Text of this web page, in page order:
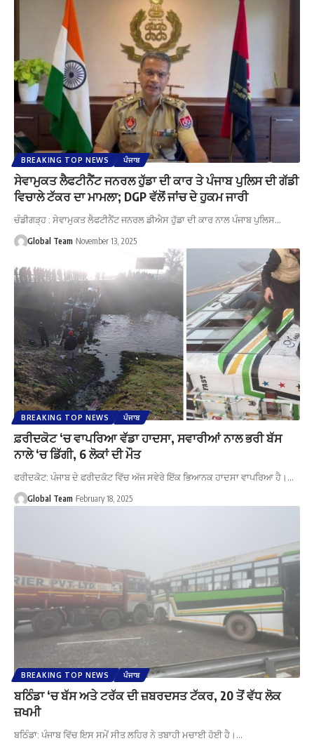
BREAKING TOP NEWS ਪੰਜਾਬ
ਸੇਵਾਮੁਕਤ ਲੈਫਟੀਨੈਂਟ ਜਨਰਲ ਹੁੱਡਾ ਦੀ ਕਾਰ ਤੇ ਪੰਜਾਬ ਪੁਲਿਸ ਦੀ ਗੱਡੀ
ਵਿਚਾਲੇ ਟੱਕਰ ਦਾ ਮਾਮਲਾ; DGP ਵੱਲੋਂ ਜਾਂਚ ਦੇ ਹੁਕਮ ਜਾਰੀ
ਚੰਡੀਗੜ੍ਹ : ਸੇਵਾਮੁਕਤ ਲੈਫਟੀਨੈਂਟ ਜਨਰਲ ਡੀਐਸ ਹੁੱਡਾ ਦੀ ਕਾਰ ਨਾਲ ਪੰਜਾਬ ਪੁਲਿਸ…
Global Team November 13, 2025
BREAKING TOP NEWS ਪੰਜਾਬ
ਫ਼ਰੀਦਕੋਟ ‘ਚ ਵਾਪਰਿਆ ਵੱਡਾ ਹਾਦਸਾ, ਸਵਾਰੀਆਂ ਨਾਲ ਭਰੀ ਬੱਸ
ਨਾਲੇ ‘ਚ ਡਿੱਗੀ, 6 ਲੋਕਾਂ ਦੀ ਮੌਤ
ਫਰੀਦਕੋਟ: ਪੰਜਾਬ ਦੇ ਫਰੀਦਕੋਟ ਵਿੱਚ ਅੱਜ ਸਵੇਰੇ ਇੱਕ ਭਿਆਨਕ ਹਾਦਸਾ ਵਾਪਰਿਆ ਹੈ।…
Global Team February 18, 2025
BREAKING TOP NEWS ਪੰਜਾਬ
ਬਠਿੰਡਾ ‘ਚ ਬੱਸ ਅਤੇ ਟਰੱਕ ਦੀ ਜ਼ਬਰਦਸਤ ਟੱਕਰ, 20 ਤੋਂ ਵੱਧ ਲੋਕ
ਜ਼ਖਮੀ
ਬਠਿੰਡਾ: ਪੰਜਾਬ ਵਿੱਚ ਇਸ ਸਮੇਂ ਸੀਤ ਲਹਿਰ ਨੇ ਤਬਾਹੀ ਮਚਾਈ ਹੋਈ ਹੈ।…